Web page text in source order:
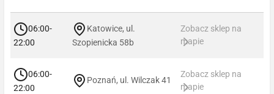
06:00-
22:00
Katowice, ul.
Szopienicka 58b
Zobacz sklep na
mapie
06:00-
22:00
Poznań, ul. Wilczak 41
Zobacz sklep na
mapie